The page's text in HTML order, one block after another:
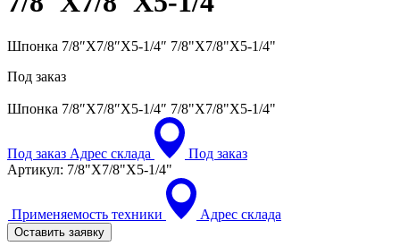
Шпонка 7/8″X7/8″X5-1/4″ 7/8"X7/8"X5-1/4"
Под заказ
Шпонка 7/8″X7/8″X5-1/4″ 7/8"X7/8"X5-1/4"
Под заказ Адрес склада
Под заказ
Артикул: 7/8"X7/8"X5-1/4"
Применяемость техники Адрес склада
Оставить заявку